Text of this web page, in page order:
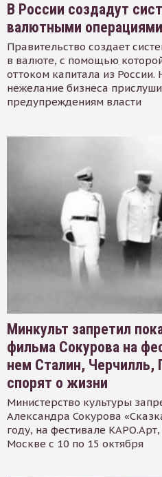
В России создадут
валютными операциями
Правительство создает
в валюте, с помощью
оттоком капитала из России.
нежелание бизнеса
предупреждениям власти
Минкульт запретил
фильма Сокурова на
нем Сталин, Черчилль,
спорят о жизни
Министерство культуры
Александра Сокурова
году, на фестивале
Москве с 10 по 15 октября